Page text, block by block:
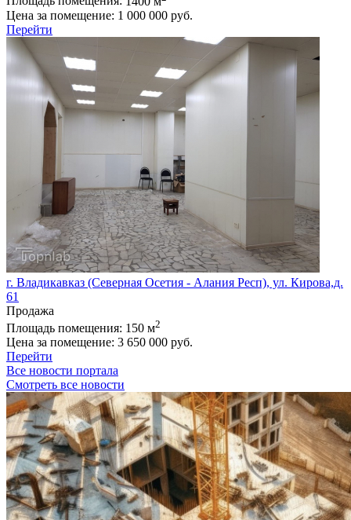
Цена за помещение: 1 000 000 руб.
Перейти
г. Владикавказ (Северная Осетия - Алания Респ), ул. Кирова,д.
61
Продажа
Площадь помещения: 150 м2
Цена за помещение: 3 650 000 руб.
Перейти
Все новости портала
Смотреть все новости